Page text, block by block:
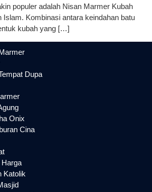
populer adalah Nisan Marmer Kubah
Islam. Kombinasi antara keindahan batu
kubah yang […]
Dupa
Onix
Cina
Katolik